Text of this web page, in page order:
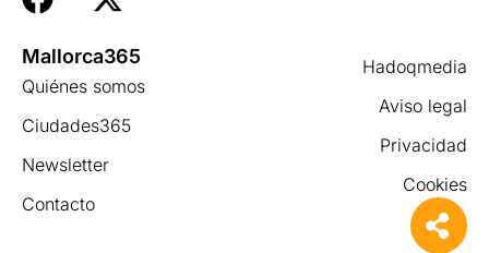
Hadoqmedia
Aviso legal
Privacidad
Cookies
Mallorca365
Quiénes somos
Ciudades365
Newsletter
Contacto